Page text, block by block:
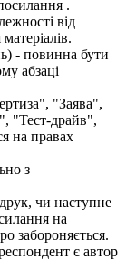
.
від
- повинна бути
абзаці
"Заява",
"Тест-драйв",
на правах
з
чи наступне
на
забороняється.
є автор